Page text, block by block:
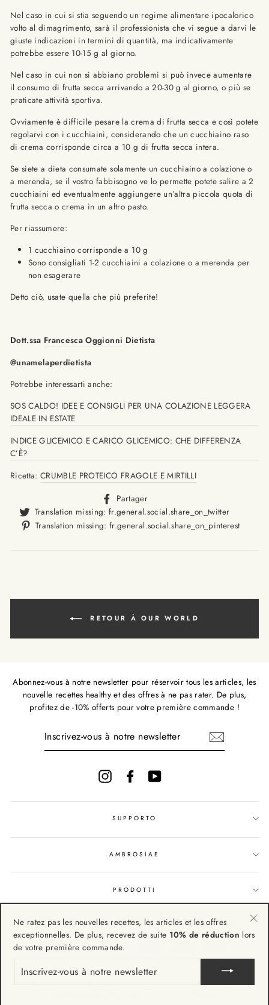
Nel caso in cui si stia seguendo un regime alimentare ipocalorico
volto al dimagrimento, sarà il professionista che vi segue a darvi le
giuste indicazioni in termini di quantità, ma indicativamente
potrebbe essere 10-15 g al giorno.
Nel caso in cui non si abbiano problemi si può invece aumentare
il consumo di frutta secca arrivando a 20-30 g al giorno, o più se
praticate attività sportiva.
Ovviamente è difficile pesare la crema di frutta secca e così potete
regolarvi con i cucchiaini, considerando che un cucchiaino raso
di crema corrisponde circa a 10 g di frutta secca intera.
Se siete a dieta consumate solamente un cucchiaino a colazione o
a merenda, se il vostro fabbisogno ve lo permette potete salire a 2
cucchiaini ed eventualmente aggiungere un’altra piccola quota di
frutta secca o crema in un altro pasto.
Per riassumere:
1 cucchiaino corrisponde a 10 g
Sono consigliati 1-2 cucchiaini a colazione o a merenda per
non esagerare
Detto ciò, usate quella che più preferite!
Dott.ssa Francesca Oggionni Dietista
@unamelaperdietista
Potrebbe interessarti anche:
SOS CALDO! IDEE E CONSIGLI PER UNA COLAZIONE LEGGERA
IDEALE IN ESTATE
INDICE GLICEMICO E CARICO GLICEMICO: CHE DIFFERENZA
C’È?
Ricetta:CRUMBLE PROTEICO FRAGOLE E MIRTILLI
Partager
missing:
Translation missing: fr.general.social.share_on_twitter
missing:
Translation missing: fr.general.social.share_on_pinterest
RETOUR À OUR WORLD
Abonnez-vous à notre newsletter pour réservoir tous les articles, les
nouvelle recettes healthy et des offres à ne pas rater. De plus,
profitez de -10% offerts pour votre première commande !
InstagramFacebookYouTube
SUPPORTO
AMBROSIAE
PRODOTTI
© 2026 Ambrosiae - Ambrosiae srl - Via del Lavoro, 19 63076
Ne ratez pas les nouvelles recettes, les articles et les offres
exceptionnelles. De plus, recevez de suite 10% de réduction lors
de votre première commande.
VOUS